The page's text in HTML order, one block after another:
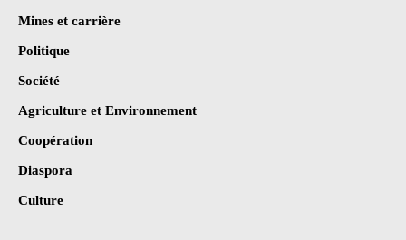
Mines et carrière
Politique
Société
Agriculture et Environnement
Coopération
Diaspora
Culture